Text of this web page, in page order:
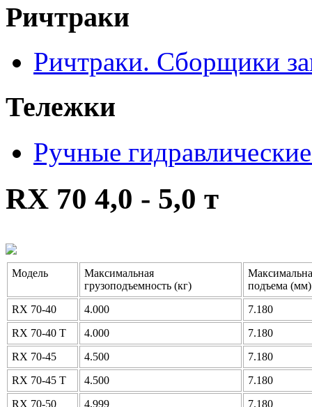
Ричтраки
Ричтраки. Сборщики
Тележки
Ручные
RX 70 4,0 - 5,0 т
Модель
Максимальная
грузоподъемность (кг)
подъема (мм)
RX 70-40
4.000
7.180
RX 70-40 T
4.000
7.180
RX 70-45
4.500
7.180
RX 70-45 T
4.500
7.180
RX 70-50
4.999
7.180